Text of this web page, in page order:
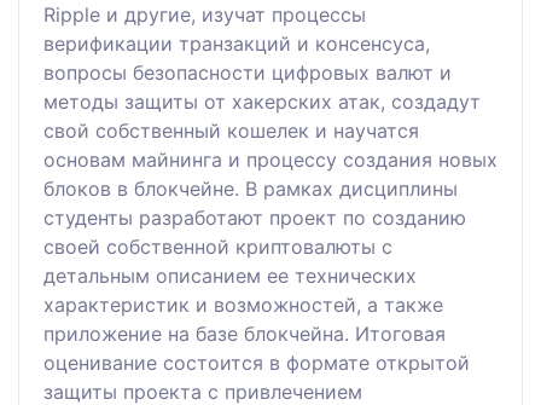
Ripple и другие, изучат процессы
верификации транзакций и консенсуса,
вопросы безопасности цифровых валют и
методы защиты от хакерских атак, создадут
свой собственный кошелек и научатся
основам майнинга и процессу создания новых
блоков в блокчейне. В рамках дисциплины
студенты разработают проект по созданию
своей собственной криптовалюты с
детальным описанием ее технических
характеристик и возможностей, а также
приложение на базе блокчейна. Итоговая
оценивание состоится в формате открытой
защиты проекта с привлечением